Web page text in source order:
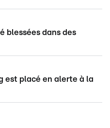
blessées dans des
est placé en alerte à la